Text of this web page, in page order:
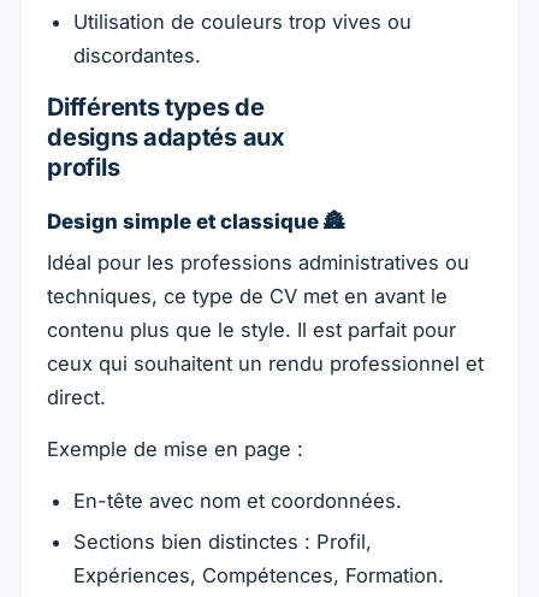
Utilisation de couleurs trop vives ou
discordantes.
Différents types de
designs adaptés aux
profils
Design simple et classique 🏯
Idéal pour les professions administratives ou
techniques, ce type de CV met en avant le
contenu plus que le style. Il est parfait pour
ceux qui souhaitent un rendu professionnel et
direct.
Exemple de mise en page :
En-tête avec nom et coordonnées.
Sections bien distinctes : Profil,
Expériences, Compétences, Formation.